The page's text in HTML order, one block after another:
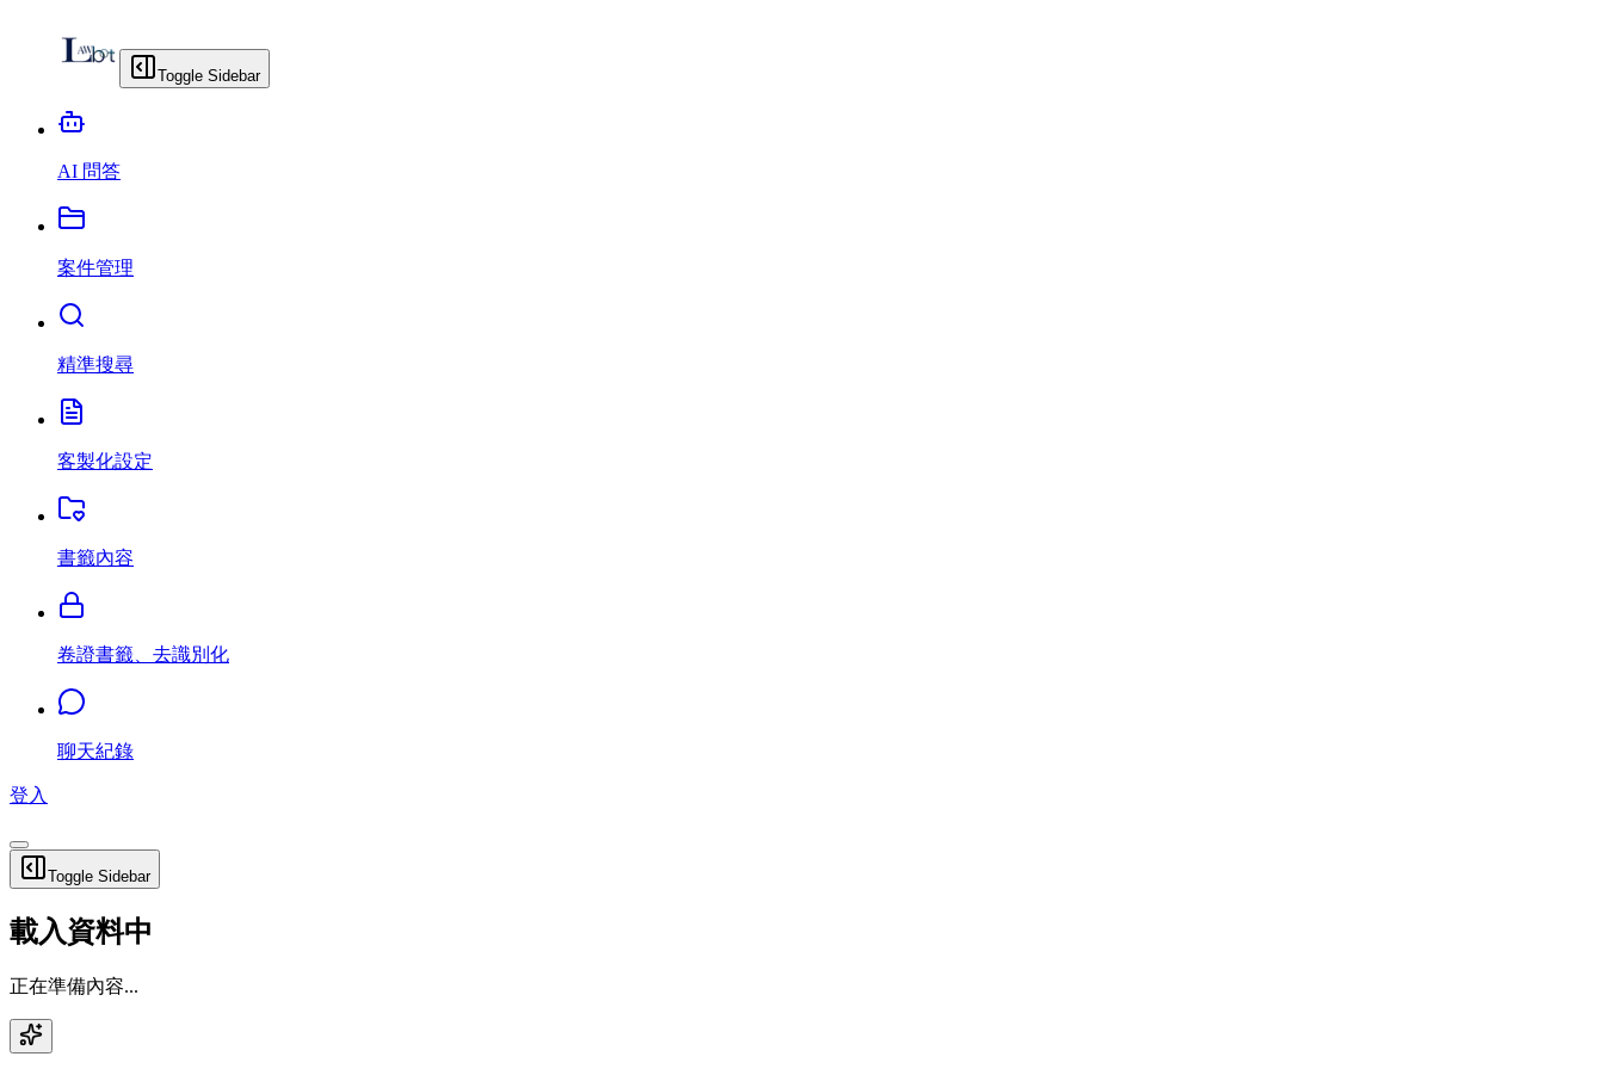
Toggle Sidebar
AI 問答
案件管理
精準搜尋
客製化設定
書籤內容
卷證書籤、去識別化
聊天紀錄
登入
Toggle Sidebar
載入資料中
正在準備內容...